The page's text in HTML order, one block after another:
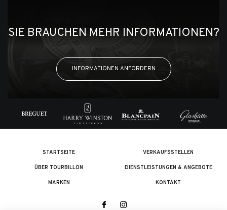
SIE BRAUCHEN MEHR INFORMATIONEN?
INFORMATIONEN ANFORDERN
STARTSEITE
ÜBER TOURBILLON
MARKEN
VERKAUFSSTELLEN
DIENSTLEISTUNGEN & ANGEBOTE
KONTAKT